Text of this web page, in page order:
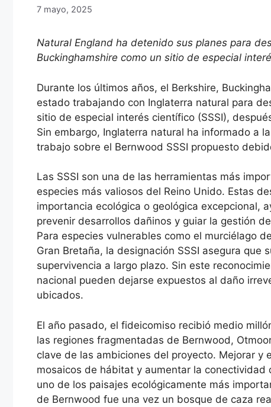
7 mayo, 2025
Natural England ha detenido sus planes para
Buckinghamshire como un sitio de especial
Durante los últimos años, el Berkshire,
estado trabajando con Inglaterra natural para
sitio de especial interés científico (SSSI),
Sin embargo, Inglaterra natural ha informado a
trabajo sobre el Bernwood SSSI propuesto
Las SSSI son una de las herramientas más
especies más valiosos del Reino Unido. Estas
importancia ecológica o geológica excepcional,
prevenir desarrollos dañinos y guiar la gestión
Para especies vulnerables como el murciélago
Gran Bretaña, la designación SSSI asegura que
supervivencia a largo plazo. Sin este
nacional pueden dejarse expuestos al daño
ubicados.
El año pasado, el fideicomiso recibió medio
las regiones fragmentadas de Bernwood,
clave de las ambiciones del proyecto. Mejorar y
mosaicos de hábitat y aumentar la
uno de los paisajes ecológicamente más
de Bernwood fue una vez un bosque de caza